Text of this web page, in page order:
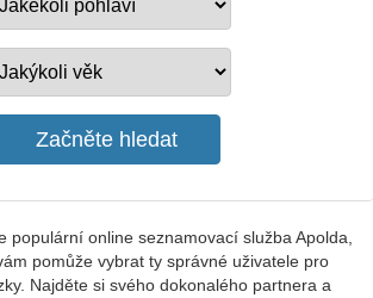
populární online seznamovací služba Apolda,
pomůže vybrat ty správné uživatele pro
Najděte si svého dokonalého partnera a